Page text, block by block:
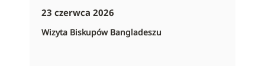
23 czerwca 2026
Wizyta Biskupów Bangladeszu